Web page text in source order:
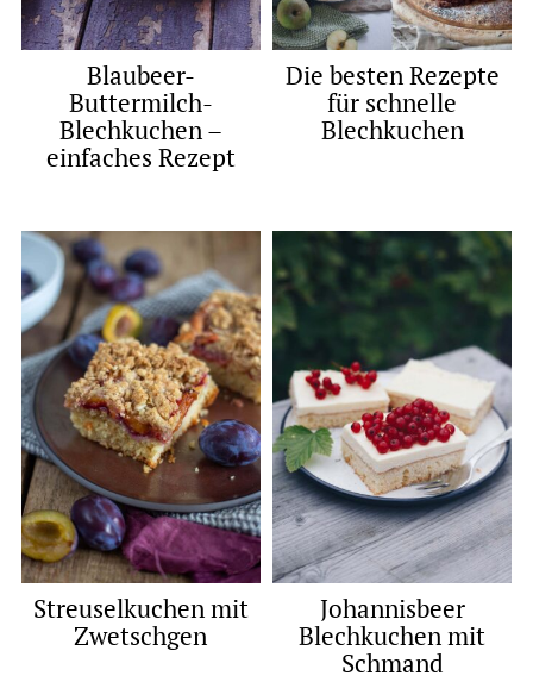
Blaubeer-
Buttermilch-
Blechkuchen –
einfaches Rezept
Die besten Rezepte
für schnelle
Blechkuchen
Streuselkuchen mit
Zwetschgen
Johannisbeer
Blechkuchen mit
Schmand